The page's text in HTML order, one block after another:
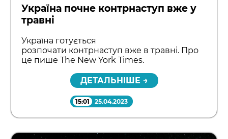
Україна почне контрнаступ вже у
травні
Україна готується
розпочати контрнаступ вже в травні. Про
це пише The New York Times.
ДЕТАЛЬНІШЕ →
15:01 25.04.2023